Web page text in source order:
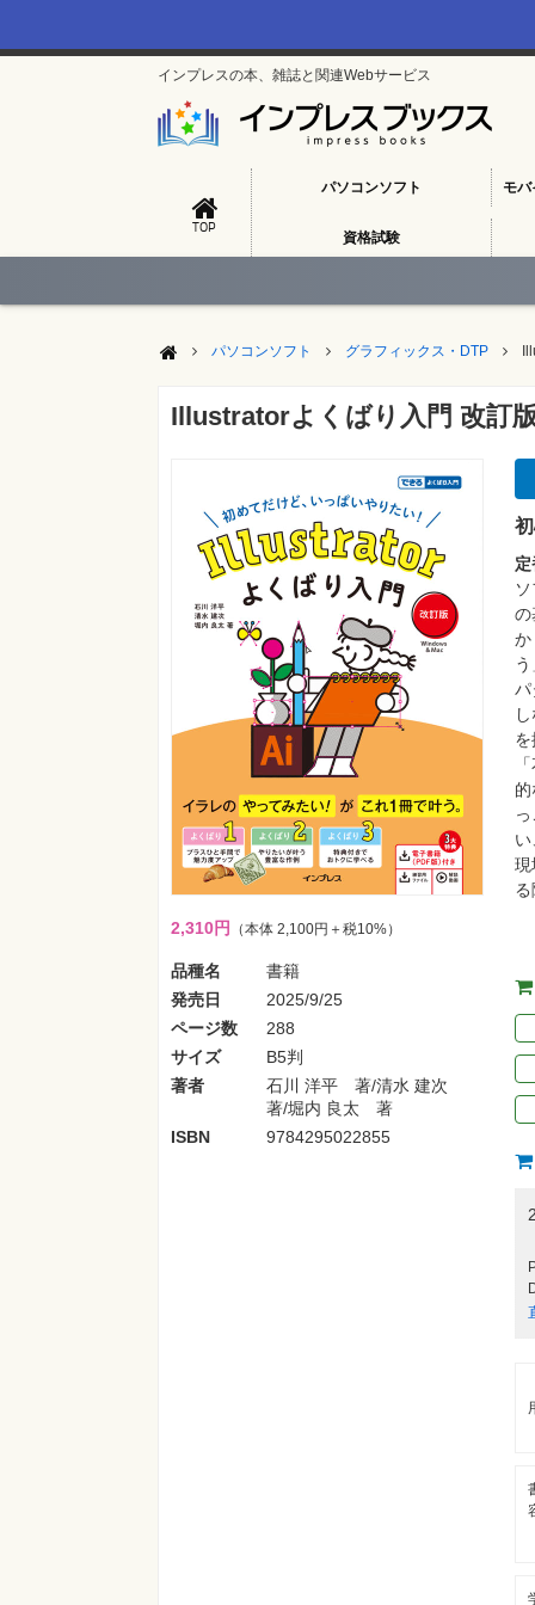
インプレスの本、雑誌と関連Webサービス
TOP
パソコンソフト モ
資格試験
パソコンソフト グラフィックス・DTP
Illustratorよくばり入門 改訂
2,310円 （本体 2,100円＋税10%）
品種名
書籍
発売日
2025/9/25
ページ数
288
サイズ
B5判
著者
石川 洋平 著/清水 建次
著/堀内 良太 著
ISBN
9784295022855
の
か
パ
現